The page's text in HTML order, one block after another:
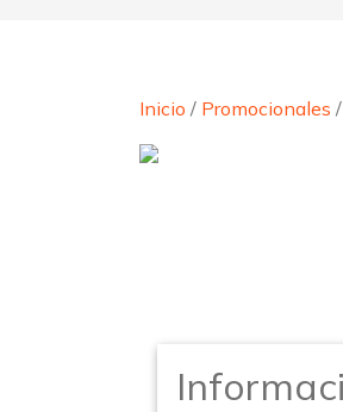
Inicio / Promocionales /